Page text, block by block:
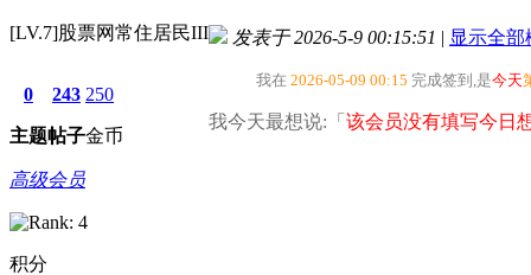
[LV.7]股票网常住居民III
0
主题
243
帖子
250
金币
高级会员
积分
发表于 2026-5-9 00:15:51 | 显示全部
我在 2026-05-09 00:15 完成签到,是今天
我今天最想说:「 该会员没有填写今日